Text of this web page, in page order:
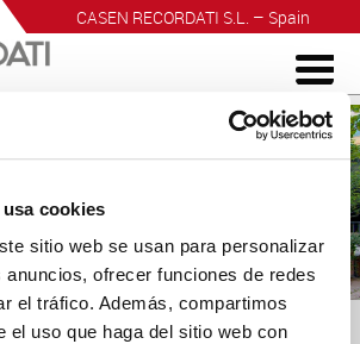
cookies
sitio web se usan para personalizar
anuncios, ofrecer funciones de redes
el tráfico. Además, compartimos
el uso que haga del sitio web con
CASEN RECORDATI S.L. – Spain